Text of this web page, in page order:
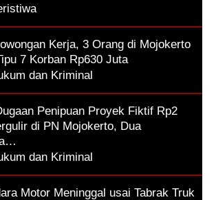
Kerja, 3 Orang di Mojokerto
7 Korban Rp630 Juta
dan Kriminal
Penipuan Proyek Fiktif Rp2
di PN Mojokerto, Dua
dan Kriminal
Motor Meninggal usai Tabrak Truk